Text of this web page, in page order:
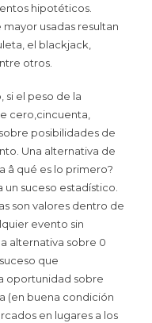
hipotéticos.
usadas resultan
el blackjack,
otros.
si el peso de la
cero,cincuenta,
posibilidades de
Una alternativa de
â qué es lo primero?
suceso estadístico.
son valores dentro de
evento sin
alternativa sobre 0
que
oportunidad sobre
(en buena condición
en lugares a los